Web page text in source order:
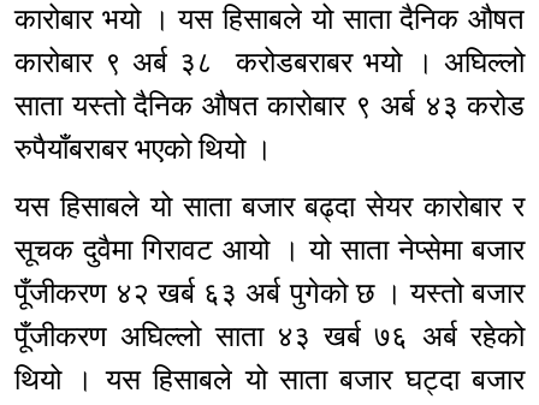
कारोबार भयो । यस हिसाबले यो साता दैनिक औषत
कारोबार ९ अर्ब ३८ करोडबराबर भयो । अघिल्लो
साता यस्तो दैनिक औषत कारोबार ९ अर्ब ४३ करोड
रुपैयाँबराबर भएको थियो ।
यस हिसाबले यो साता बजार बढ्दा सेयर कारोबार र
सूचक दुवैमा गिरावट आयो । यो साता नेप्सेमा बजार
पूँजीकरण ४२ खर्ब ६३ अर्ब पुगेको छ । यस्तो बजार
पूँजीकरण अघिल्लो साता ४३ खर्ब ७६ अर्ब रहेको
थियो । यस हिसाबले यो साता बजार घट्दा बजार